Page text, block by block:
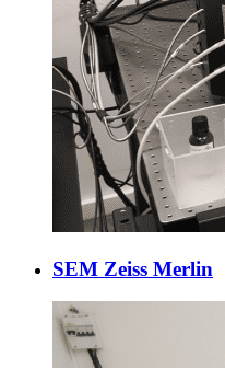
SEM Zeiss Merlin